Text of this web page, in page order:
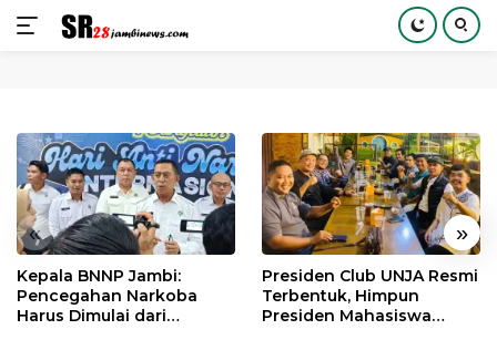
konten
« »
Kepala BNNP Jambi:
Pencegahan Narkoba
Harus Dimulai dari
Presiden Club UNJA Resmi
Terbentuk, Himpun
Presiden Mahasiswa